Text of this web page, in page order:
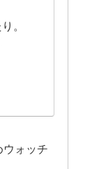
。
ウォッチ